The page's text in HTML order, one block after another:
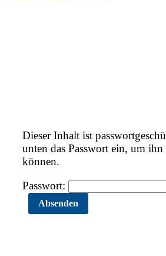
Dieser Inhalt ist
unten das Passwort ein, um ihn
können.
Passwort: